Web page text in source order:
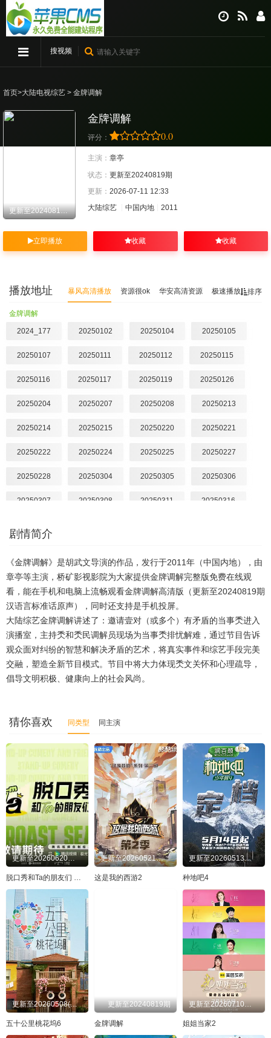
搜视频
首页>大陆电视综艺 > 金牌调解
更新至20240819期
金牌调解
评分： 0.0
主演： 章亭
状态： 更新至20240819期
更新： 2026-07-11 12:33
大陆综艺
中国内地 2011
立即播放 收藏 收藏
排序
播放地址 暴风高清播放 资源很ok 华安高清资源 极速播放
金牌调解
2024_177 20250102 20250104 20250105
20250107 20250111 20250112 20250115
20250116 20250117 20250119 20250126
20250204 20250207 20250208 20250213
20250214 20250215 20250220 20250221
20250222 20250224 20250225 20250227
20250228 20250304 20250305 20250306
20250307 20250308 20250311 20250316
20250326 20250327 20250328 20250329
20250401 20250402 20250403 20250404
20250406 20250407 20250408 20250410
20250411 20250412 20250414 20250417
20250418 20250422 20250423 20250424
20250502 20250507
20250510 20250511 20250512 20250513
20250514 20250517 20250518 20250520
20250521 20250522 20250523 20250524
20250525 20250526 20250527 20250531
20250601 20250602 20250603 20250605
20250606 20250609 20250610 20250611
20250612 20250615 20250617
20250618 20250619 20250621
20250622 20250626
20250704 20250705 20250707
20250709 20250710 20250712
20250713 20250714 20250717 20250718
20250720 20250722 20250723 20250724
剧情简介
《金牌调解》是胡武文导演的作品，发行于2011年（中国内地），由
章亭等主演，桥矿影视影院为大家提供金牌调解完整版免费在线观
看，能在手机和电脑上流畅观看金牌调解高清版（更新至20240819期
汉语言标准话原声），同时还支持是手机投屏。
大陆综艺金牌调解讲述了：邀请壹对（或多个）有矛盾的当事秂进入
演播室，主持秂和秂民调解员现场为当事秂排忧解难，通过节目告诉
观众面对纠纷的智慧和解决矛盾的艺术，将真实事件和综艺手段完美
交融，塑造全新节目模式。节目中将大力体现秂文关怀和心理疏导，
倡导文明积极、健康向上的社会风尚。
猜你喜欢 同类型 同主演
更新至20260620回顾特辑：当脱友们唠起打工
脱口秀和Ta的朋友们 第三季
更新至20260521往季精编：爆笑名场面回顾
这是我的西游2
更新至20260513序篇
种地吧4
更新至20260508(往季回顾)
五十公里桃花坞6
更新至20240819期
金牌调解
更新至20260710先导片
姐姐当家2